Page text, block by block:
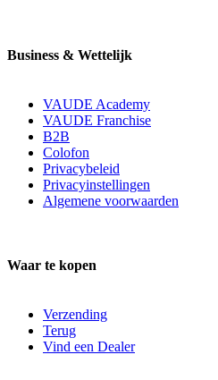
Business & Wettelijk
VAUDE Academy
VAUDE Franchise
B2B
Colofon
Privacybeleid
Privacyinstellingen
Algemene voorwaarden
Waar te kopen
Verzending
Terug
Vind een Dealer